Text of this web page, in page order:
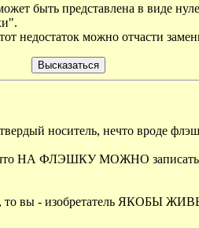
быть представлена в виде
недостаток можно отчасти
носитель, нечто вроде
что НА ФЛЭШКУ МОЖНО
вы - изобретатель ЯКОБЫ